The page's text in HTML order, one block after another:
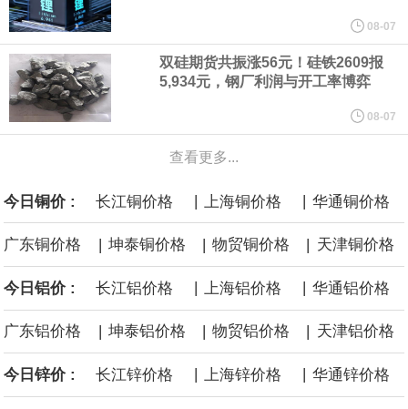
稳定的三大有利因素带动下，预期第3季度营运将优于第2季度，并
进一步扩大全年营运成果。
美国国会预算办公室（CBO）于当地时间5日发布报告称，美国海军
计划建造的15艘核动力“特朗普级”（Trump-class）战列舰，从研发
到采购的总费用可能高达2750亿美元，为美国有史以来最昂贵的水
面战舰项目之一。 根据CBO的初步估算，首舰造价约234亿美元，
后续14艘平均每艘约180亿美元。
黄金价格有望录得自今年1月以来最大单周涨幅。油价走弱为金价提
供支撑，同时投资者正等待美国非农就业数据，以寻找美国利率前
08-07
双硅期货共振涨56元！硅铁2609报
5,934元，钢厂利润与开工率博弈
08-07
查看更多...
今日铜价 : 长江铜价格 | 上海铜价格 | 华通铜价格
广东铜价格 | 坤泰铜价格 | 物贸铜价格 | 天津铜价格
今日铝价 : 长江铝价格 上海铝价格 华通铝价格
广东铝价格 | 坤泰铝价格 | 物贸铝价格 | 天津铝价格
今日锌价 : 长江锌价格 上海锌价格 华通锌价格